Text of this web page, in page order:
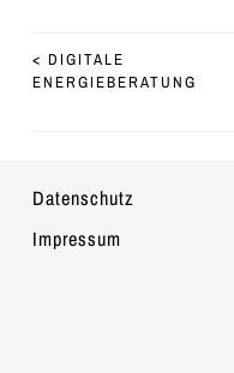
BEITRAGS-
< DIGITALE
ENERGIEBERATUNG
Datenschutz
Impressum